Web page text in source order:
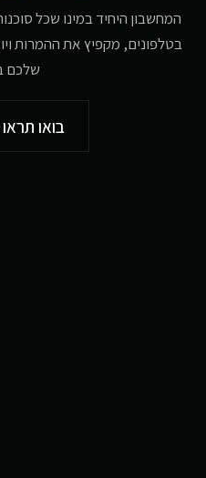
המחשבון היחיד במינו שכל
בטלפונים, מקפיץ את ההמרות
שלכם
בואו תראו